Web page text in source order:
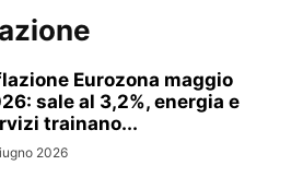
Eurozona maggio
sale al 3,2%, energia e
trainano...
2026